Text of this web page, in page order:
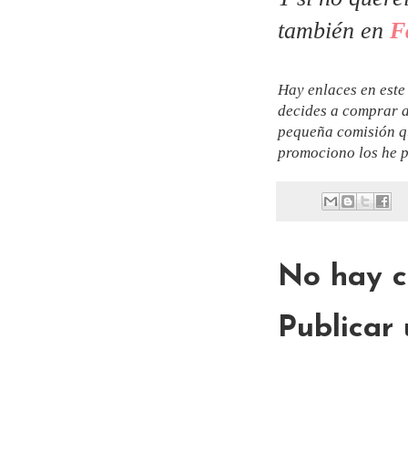
también en
Hay enlaces en
decides a comprar
pequeña comisión
promociono los he
No hay
Publicar